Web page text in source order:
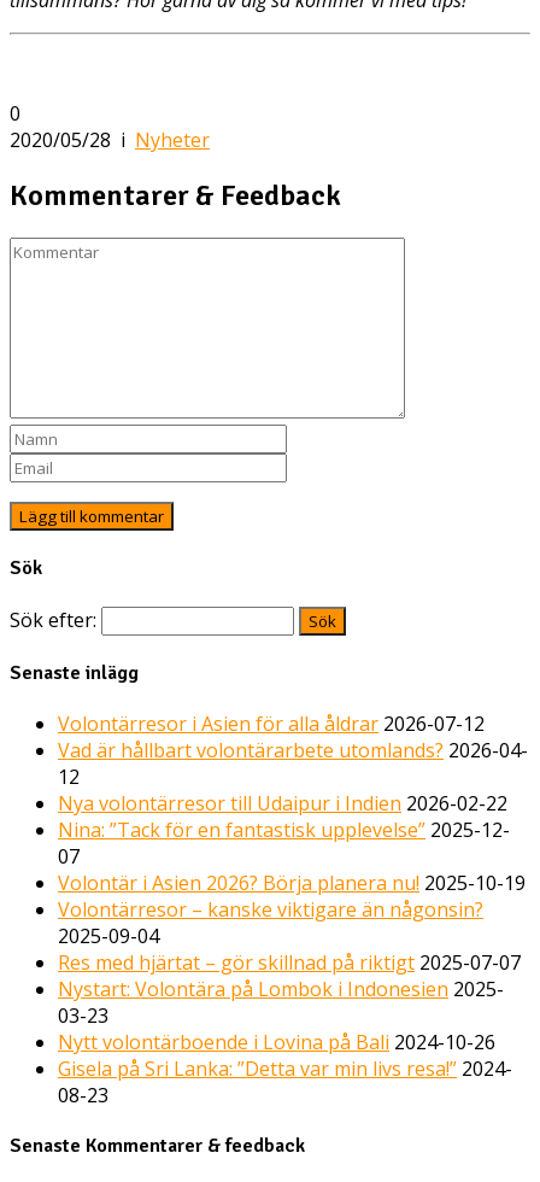
0
2020/05/28 i Nyheter
Kommentarer & Feedback
Sök
Sök efter:
Senaste inlägg
Volontärresor i Asien för alla åldrar 2026-07-12
Vad är hållbart volontärarbete utomlands? 2026-04-
12
Nya volontärresor till Udaipur i Indien 2026-02-22
Nina: ”Tack för en fantastisk upplevelse” 2025-12-
07
Volontär i Asien 2026? Börja planera nu! 2025-10-19
Volontärresor – kanske viktigare än någonsin?
2025-09-04
Res med hjärtat – gör skillnad på riktigt 2025-07-07
Nystart: Volontära på Lombok i Indonesien 2025-
03-23
Nytt volontärboende i Lovina på Bali 2024-10-26
Gisela på Sri Lanka: ”Detta var min livs resa!” 2024-
08-23
Senaste Kommentarer & feedback